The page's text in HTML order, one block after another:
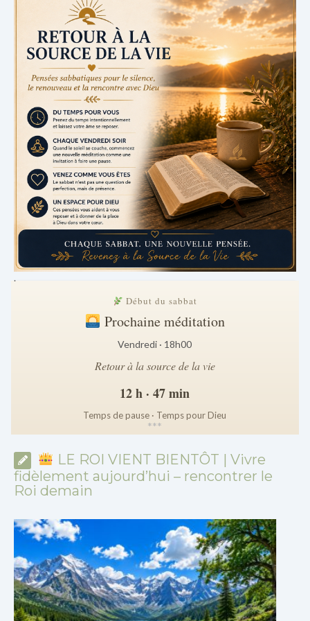
.
Début du sabbat
Prochaine méditation
Vendredi · 18h00
Retour à la source de la vie
12 h · 47 min
Temps de pause · Temps pour Dieu
***
LE ROI VIENT BIENTÔT | Vivre
fidèlement aujourd’hui – rencontrer le
Roi demain